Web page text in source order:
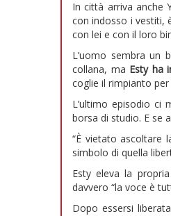
In città arriva anche
con indosso i vestiti,
con lei e con il loro
L’uomo sembra un
collana, ma Esty ha
coglie il rimpianto
L’ultimo episodio ci
borsa di studio. E se
“È vietato ascoltare
simbolo di quella
Esty eleva la
davvero “la voce è
Dopo essersi